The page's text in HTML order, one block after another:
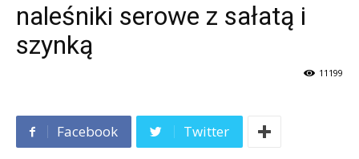
naleśniki serowe z sałatą i
szynką
11199
Facebook Twitter